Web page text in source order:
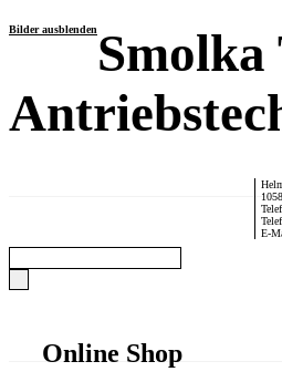
Bilder ausblenden
E-
Online Shop